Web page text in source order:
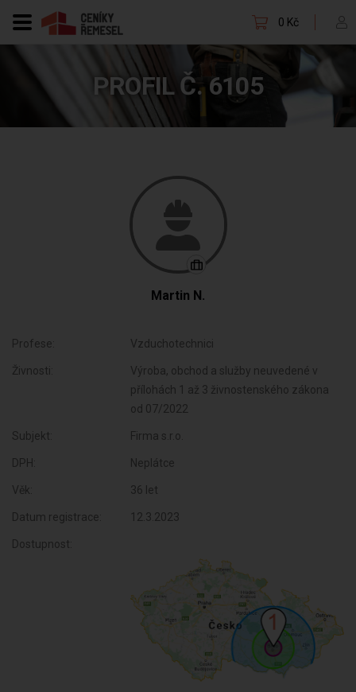
0 Kč
PROFIL Č. 6105
Martin N.
Profese: Vzduchotechnici
Živnosti:
Výroba, obchod a služby neuvedené v
přílohách 1 až 3 živnostenského zákona
od 07/2022
Subjekt: Firma s.r.o.
DPH: Neplátce
Věk: 36 let
Datum registrace: 12.3.2023
Dostupnost: